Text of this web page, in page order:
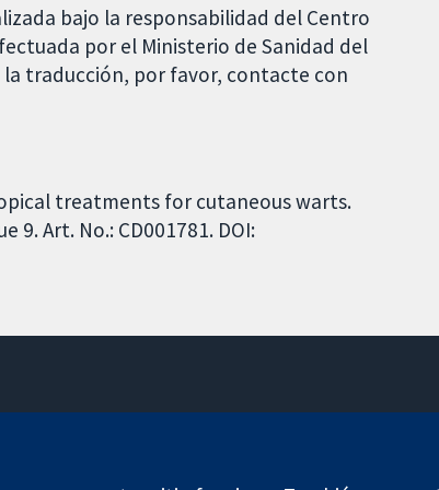
bajo la responsabilidad del Centro
por el Ministerio de Sanidad del
traducción, por favor, contacte con
treatments for cutaneous warts.
9. Art. No.: CD001781. DOI: